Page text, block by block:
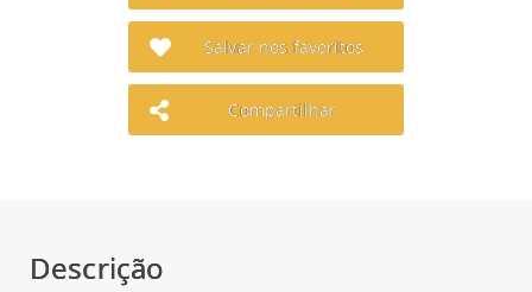
Salvar nos favoritos
Compartilhar
Descrição